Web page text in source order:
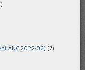
ANC 2022-06) (7)